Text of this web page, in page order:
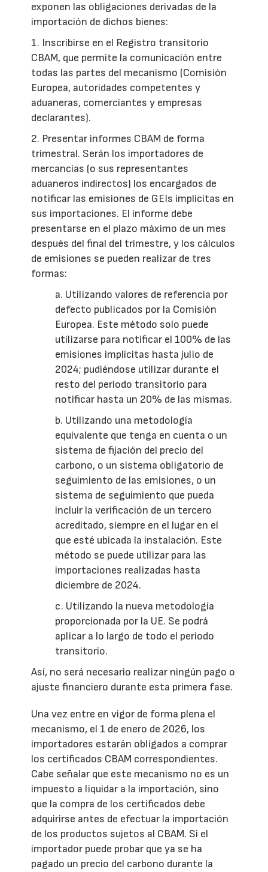
exponen las obligaciones derivadas de la
importación de dichos bienes:
1. Inscribirse en el Registro transitorio
CBAM, que permite la comunicación entre
todas las partes del mecanismo (Comisión
Europea, autoridades competentes y
aduaneras, comerciantes y empresas
declarantes).
2. Presentar informes CBAM de forma
trimestral. Serán los importadores de
mercancías (o sus representantes
aduaneros indirectos) los encargados de
notificar las emisiones de GEIs implícitas en
sus importaciones. El informe debe
presentarse en el plazo máximo de un mes
después del final del trimestre, y los cálculos
de emisiones se pueden realizar de tres
formas:
a. Utilizando valores de referencia por
defecto publicados por la Comisión
Europea. Este método solo puede
utilizarse para notificar el 100% de las
emisiones implícitas hasta julio de
2024; pudiéndose utilizar durante el
resto del periodo transitorio para
notificar hasta un 20% de las mismas.
b. Utilizando una metodología
equivalente que tenga en cuenta o un
sistema de fijación del precio del
carbono, o un sistema obligatorio de
seguimiento de las emisiones, o un
sistema de seguimiento que pueda
incluir la verificación de un tercero
acreditado, siempre en el lugar en el
que esté ubicada la instalación. Este
método se puede utilizar para las
importaciones realizadas hasta
diciembre de 2024.
c. Utilizando la nueva metodología
proporcionada por la UE. Se podrá
aplicar a lo largo de todo el periodo
transitorio.
Así, no será necesario realizar ningún pago o
ajuste financiero durante esta primera fase.
Una vez entre en vigor de forma plena el
mecanismo, el 1 de enero de 2026, los
importadores estarán obligados a comprar
los certificados CBAM correspondientes.
Cabe señalar que este mecanismo no es un
impuesto a liquidar a la importación, sino
que la compra de los certificados debe
adquirirse antes de efectuar la importación
de los productos sujetos al CBAM. Si el
importador puede probar que ya se ha
pagado un precio del carbono durante la